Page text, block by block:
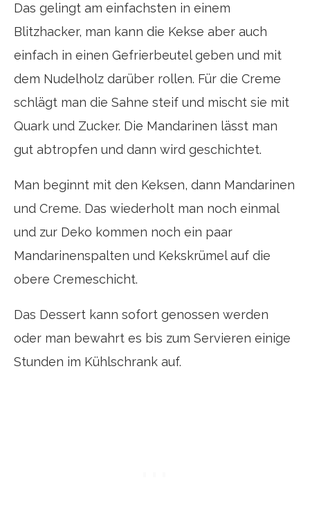
Das gelingt am einfachsten in einem
Blitzhacker, man kann die Kekse aber auch
einfach in einen Gefrierbeutel geben und mit
dem Nudelholz darüber rollen. Für die Creme
schlägt man die Sahne steif und mischt sie mit
Quark und Zucker. Die Mandarinen lässt man
gut abtropfen und dann wird geschichtet.
Man beginnt mit den Keksen, dann Mandarinen
und Creme. Das wiederholt man noch einmal
und zur Deko kommen noch ein paar
Mandarinenspalten und Kekskrümel auf die
obere Cremeschicht.
Das Dessert kann sofort genossen werden
oder man bewahrt es bis zum Servieren einige
Stunden im Kühlschrank auf.